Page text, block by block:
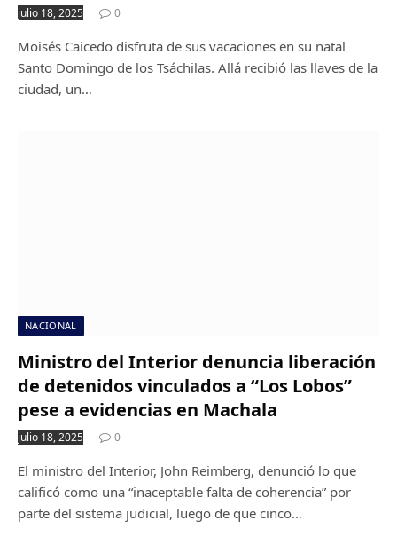
julio 18, 2025 0
Moisés Caicedo disfruta de sus vacaciones en su natal
Santo Domingo de los Tsáchilas. Allá recibió las llaves de la
ciudad, un…
NACIONAL
Ministro del Interior denuncia liberación
de detenidos vinculados a “Los Lobos”
pese a evidencias en Machala
julio 18, 2025 0
El ministro del Interior, John Reimberg, denunció lo que
calificó como una “inaceptable falta de coherencia” por
parte del sistema judicial, luego de que cinco…